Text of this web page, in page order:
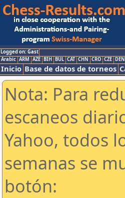
Logged on: Gast
Arabic ARM AZE BIH BUL CAT CHN CRO CZE DEN
Inicio Base de datos de torneos
Nota: Para
escaneos
Yahoo, todos
semanas se
botón: